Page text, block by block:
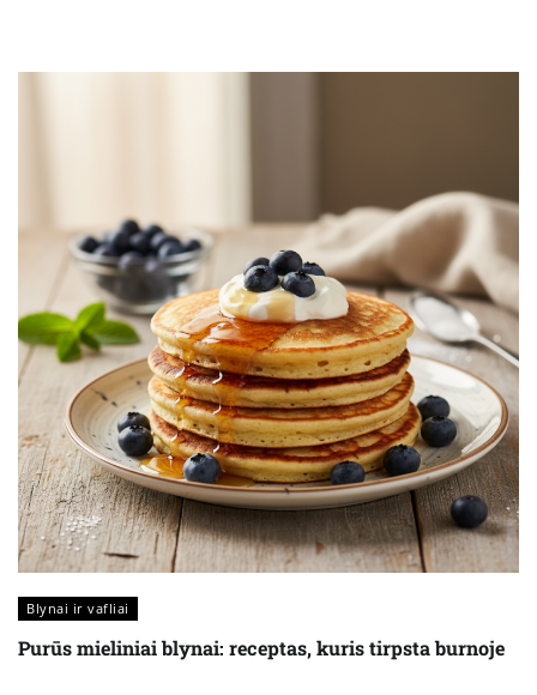
Blynai ir vafliai
Purūs mieliniai blynai: receptas, kuris tirpsta burnoje